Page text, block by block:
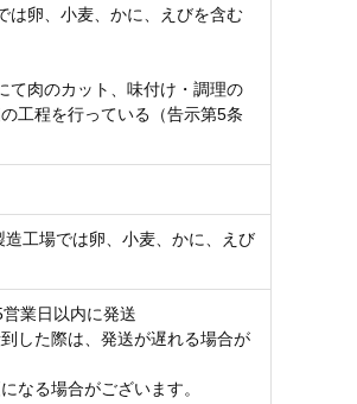
は卵、小麦、かに、えびを含む
て肉のカット、味付け・調理の
工程を行っている（告示第5条
工場では卵、小麦、かに、えび
業日以内に発送
した際は、発送が遅れる場合が
なる場合がございます。